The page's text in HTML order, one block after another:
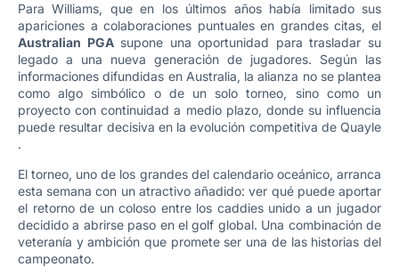
Para Williams, que en los últimos años había limitado sus
apariciones a colaboraciones puntuales en grandes citas, el
Australian PGAsupone una oportunidad para trasladar su
legado a una nueva generación de jugadores. Según las
informaciones difundidas en Australia, la alianza no se plantea
como algo simbólico o de un solo torneo, sino como un
proyecto con continuidad a medio plazo, donde su influencia
puede resultar decisiva en la evolución competitiva de Quayle
.
El torneo, uno de los grandes del calendario oceánico, arranca
esta semana con un atractivo añadido: ver qué puede aportar
el retorno de un coloso entre los caddies unido a un jugador
decidido a abrirse paso en el golf global. Una combinación de
veteranía y ambición que promete ser una de las historias del
campeonato.